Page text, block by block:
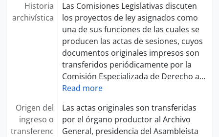
Historia
archivística
Las Comisiones Legislativas discuten
los proyectos de ley asignados como
una de sus funciones de las cuales se
producen las actas de sesiones, cuyos
documentos originales impresos son
transferidos periódicamente por la
Comisión Especializada de Derecho a…
Read more
Origen del
ingreso o
transferenc
Las actas originales son transferidas
por el órgano productor al Archivo
General, presidencia del Asambleísta